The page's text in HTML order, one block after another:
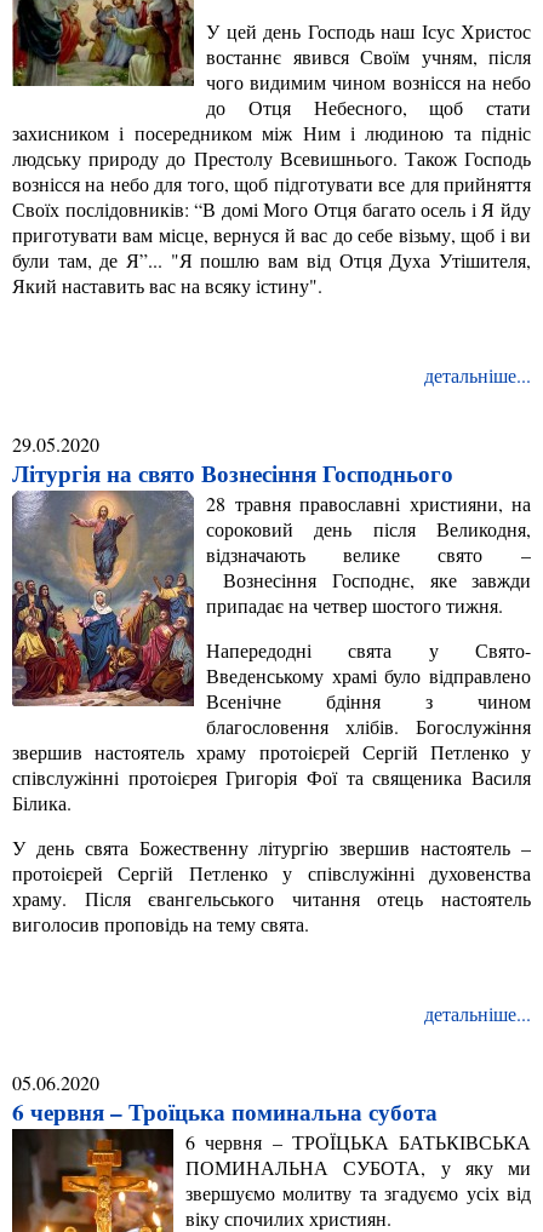
У цей день Господь наш Ісус Христос
востаннє явився Своїм учням, після
чого видимим чином вознісся на небо
до Отця Небесного, щоб стати
захисником і посередником між Ним і людиною та підніс
людську природу до Престолу Всевишнього. Також Господь
вознісся на небо для того, щоб підготувати все для прийняття
Своїх послідовників: “В домі Мого Отця багато осель і Я йду
приготувати вам місце, вернуся й вас до себе візьму, щоб і ви
були там, де Я”... "Я пошлю вам від Отця Духа Утішителя,
Який наставить вас на всяку істину".
детальніше...
29.05.2020
Літургія на свято Вознесіння Господнього
28 травня православні християни, на
сороковий день після Великодня,
відзначають велике свято –
Вознесіння Господнє, яке завжди
припадає на четвер шостого тижня.
Напередодні свята у Свято-
Введенському храмі було відправлено
Всенічне бдіння з чином
благословення хлібів. Богослужіння
звершив настоятель храму протоієрей Сергій Петленко у
співслужінні протоієрея Григорія Фої та священика Василя
Білика.
У день свята Божественну літургію звершив настоятель –
протоієрей Сергій Петленко у співслужінні духовенства
храму. Після євангельського читання отець настоятель
виголосив проповідь на тему свята.
детальніше...
05.06.2020
6 червня – Троїцька поминальна субота
6 червня – ТРОЇЦЬКА БАТЬКІВСЬКА
ПОМИНАЛЬНА СУБОТА, у яку ми
звершуємо молитву та згадуємо усіх від
віку спочилих християн.